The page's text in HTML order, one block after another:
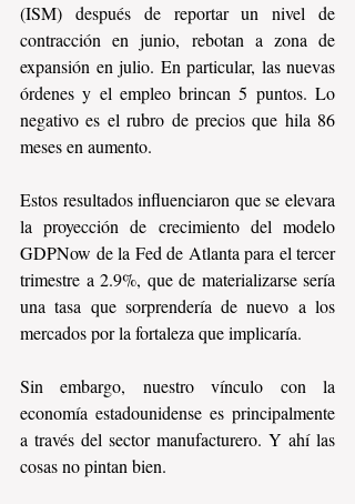
(ISM) después de reportar un nivel de
contracción en junio, rebotan a zona de
expansión en julio. En particular, las nuevas
órdenes y el empleo brincan 5 puntos. Lo
negativo es el rubro de precios que hila 86
meses en aumento.
Estos resultados influenciaron que se elevara
la proyección de crecimiento del modelo
GDPNow de la Fed de Atlanta para el tercer
trimestre a 2.9%, que de materializarse sería
una tasa que sorprendería de nuevo a los
mercados por la fortaleza que implicaría.
Sin embargo, nuestro vínculo con la
economía estadounidense es principalmente
a través del sector manufacturero. Y ahí las
cosas no pintan bien.